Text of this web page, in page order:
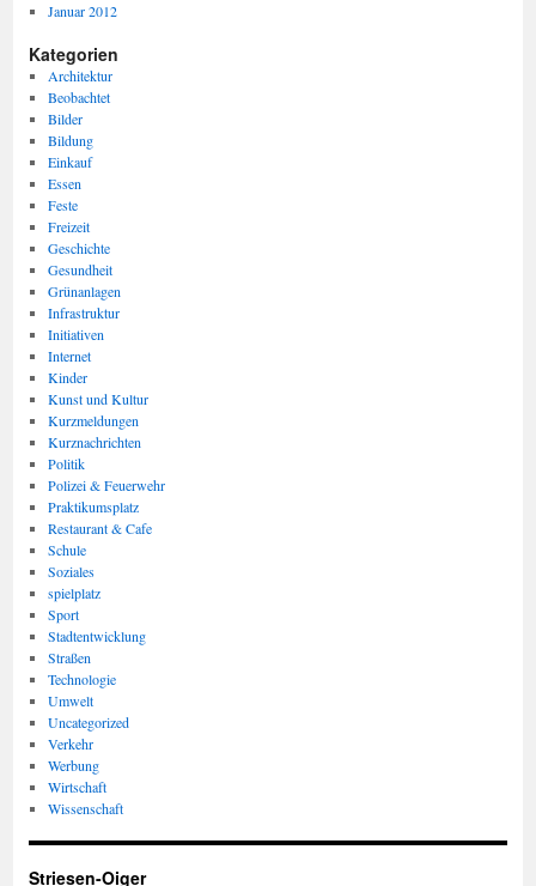
Januar 2012
Kategorien
Architektur
Beobachtet
Bilder
Bildung
Einkauf
Essen
Feste
Freizeit
Geschichte
Gesundheit
Grünanlagen
Infrastruktur
Initiativen
Internet
Kinder
Kunst und Kultur
Kurzmeldungen
Kurznachrichten
Politik
Polizei & Feuerwehr
Praktikumsplatz
Restaurant & Cafe
Schule
Soziales
spielplatz
Sport
Stadtentwicklung
Straßen
Technologie
Umwelt
Uncategorized
Verkehr
Werbung
Wirtschaft
Wissenschaft
Striesen-Oiger